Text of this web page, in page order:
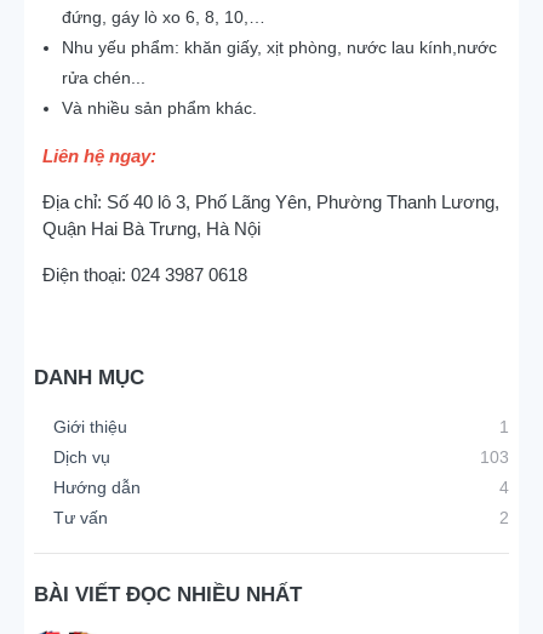
đứng, gáy lò xo 6, 8, 10,…
Nhu yếu phẩm: khăn giấy, xịt phòng, nước lau kính,nước
rửa chén...
Và nhiều sản phẩm khác.
Liên hệ ngay:
Địa chỉ: Số 40 lô 3, Phố Lãng Yên, Phường Thanh Lương,
Quận Hai Bà Trưng, Hà Nội
Điện thoại: 024 3987 0618
DANH MỤC
Giới thiệu
1
Dịch vụ
103
Hướng dẫn
4
Tư vấn
2
BÀI VIẾT ĐỌC NHIỀU NHẤT